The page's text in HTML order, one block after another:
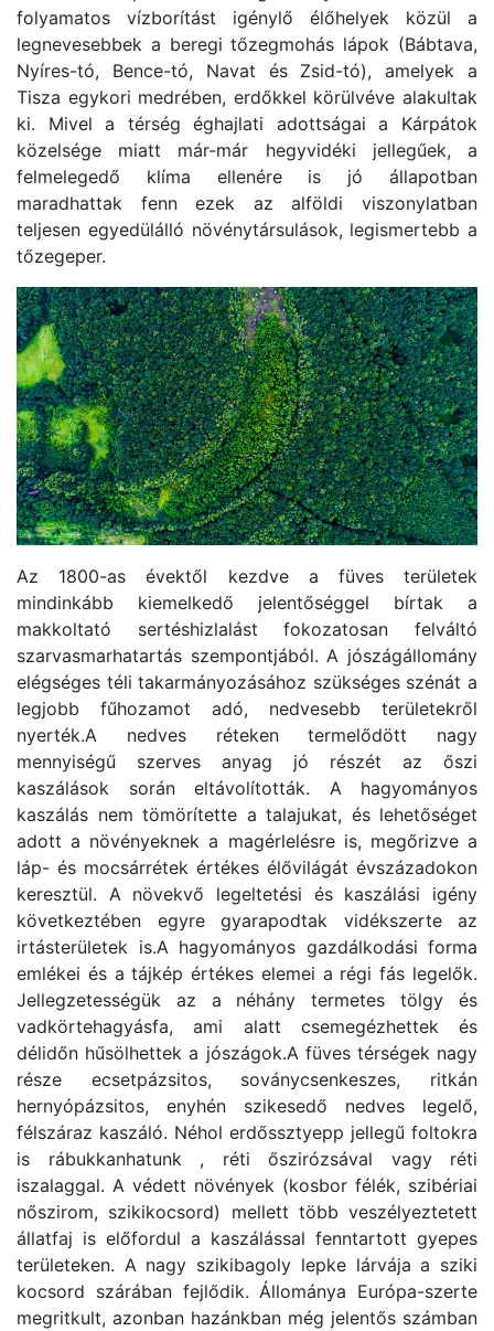
folyamatos vízborítást igénylő élőhelyek közül a
legnevesebbek a beregi tőzegmohás lápok (Bábtava,
Nyíres-tó, Bence-tó, Navat és Zsid-tó), amelyek a
Tisza egykori medrében, erdőkkel körülvéve alakultak
ki. Mivel a térség éghajlati adottságai a Kárpátok
közelsége miatt már-már hegyvidéki jellegűek, a
felmelegedő klíma ellenére is jó állapotban
maradhattak fenn ezek az alföldi viszonylatban
teljesen egyedülálló növénytársulások, legismertebb a
tőzegeper.
Az 1800-as évektől kezdve a füves területek
mindinkább kiemelkedő jelentőséggel bírtak a
makkoltató sertéshizlalást fokozatosan felváltó
szarvasmarhatartás szempontjából. A jószágállomány
elégséges téli takarmányozásához szükséges szénát a
legjobb fűhozamot adó, nedvesebb területekről
nyerték.A nedves réteken termelődött nagy
mennyiségű szerves anyag jó részét az őszi
kaszálások során eltávolították. A hagyományos
kaszálás nem tömörítette a talajukat, és lehetőséget
adott a növényeknek a magérlelésre is, megőrizve a
láp- és mocsárrétek értékes élővilágát évszázadokon
keresztül. A növekvő legeltetési és kaszálási igény
következtében egyre gyarapodtak vidékszerte az
irtásterületek is.A hagyományos gazdálkodási forma
emlékei és a tájkép értékes elemei a régi fás legelők.
Jellegzetességük az a néhány termetes tölgy és
vadkörtehagyásfa, ami alatt csemegézhettek és
délidőn hűsölhettek a jószágok.A füves térségek nagy
része ecsetpázsitos, soványcsenkeszes, ritkán
hernyópázsitos, enyhén szikesedő nedves legelő,
félszáraz kaszáló. Néhol erdőssztyepp jellegű foltokra
is rábukkanhatunk , réti őszirózsával vagy réti
iszalaggal. A védett növények (kosbor félék, szibériai
nőszirom, szikikocsord) mellett több veszélyeztetett
állatfaj is előfordul a kaszálással fenntartott gyepes
területeken. A nagy szikibagoly lepke lárvája a sziki
kocsord szárában fejlődik. Állománya Európa-szerte
megritkult, azonban hazánkban még jelentős számban